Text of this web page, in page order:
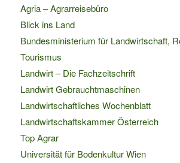
Agria – Agrarreisebüro
Blick ins Land
Bundesministerium für Landwirtschaft,
Tourismus
Landwirt – Die Fachzeitschrift
Landwirt Gebrauchtmaschinen
Landwirtschaftliches Wochenblatt
Landwirtschaftskammer Österreich
Top Agrar
Universität für Bodenkultur Wien